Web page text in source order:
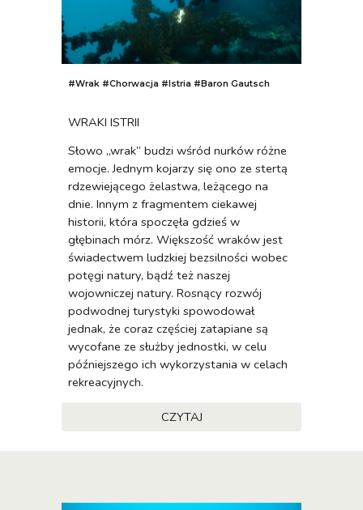
#Wrak #Chorwacja #Istria #Baron Gautsch
WRAKI ISTRII
Słowo „wrak” budzi wśród nurków różne
emocje. Jednym kojarzy się ono ze stertą
rdzewiejącego żelastwa, leżącego na
dnie. Innym z fragmentem ciekawej
historii, która spoczęła gdzieś w
głębinach mórz. Większość wraków jest
świadectwem ludzkiej bezsilności wobec
potęgi natury, bądź też naszej
wojowniczej natury. Rosnący rozwój
podwodnej turystyki spowodował
jednak, że coraz częściej zatapiane są
wycofane ze służby jednostki, w celu
późniejszego ich wykorzystania w celach
rekreacyjnych.
CZYTAJ